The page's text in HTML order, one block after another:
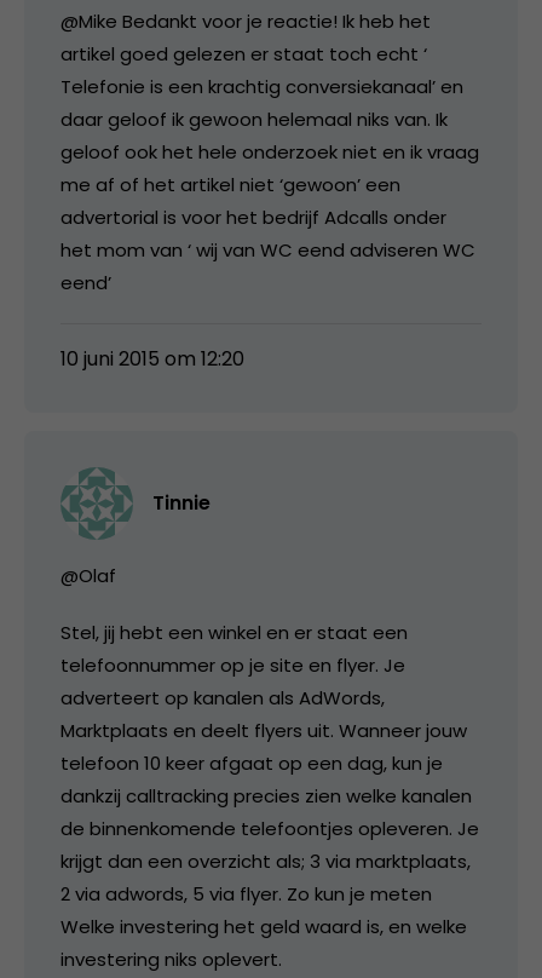
@Mike Bedankt voor je reactie! Ik heb het
artikel goed gelezen er staat toch echt ‘
Telefonie is een krachtig conversiekanaal’ en
daar geloof ik gewoon helemaal niks van. Ik
geloof ook het hele onderzoek niet en ik vraag
me af of het artikel niet ‘gewoon’ een
advertorial is voor het bedrijf Adcalls onder
het mom van ‘ wij van WC eend adviseren WC
eend’
10 juni 2015 om 12:20
Tinnie
@Olaf
Stel, jij hebt een winkel en er staat een
telefoonnummer op je site en flyer. Je
adverteert op kanalen als AdWords,
Marktplaats en deelt flyers uit. Wanneer jouw
telefoon 10 keer afgaat op een dag, kun je
dankzij calltracking precies zien welke kanalen
de binnenkomende telefoontjes opleveren. Je
krijgt dan een overzicht als; 3 via marktplaats,
2 via adwords, 5 via flyer. Zo kun je meten
Welke investering het geld waard is, en welke
investering niks oplevert.